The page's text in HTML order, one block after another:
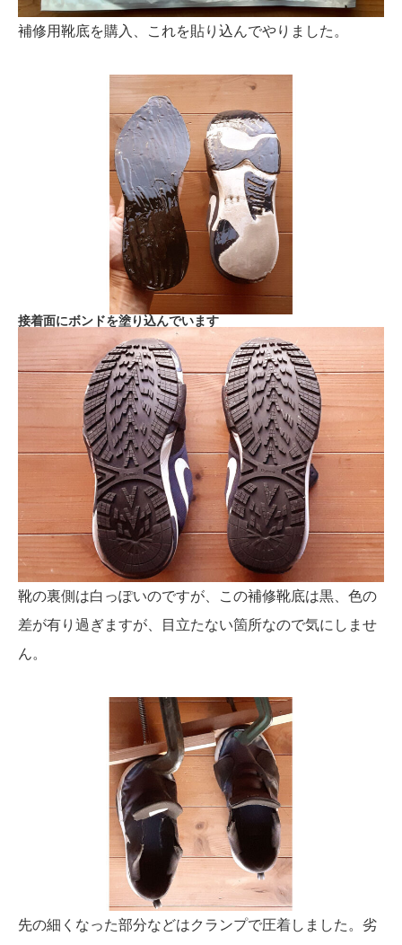
補修用靴底を購入、これを貼り込んでやりました。
接着面にボンドを塗り込んでいます
靴の裏側は白っぽいのですが、この補修靴底は黒、色の
差が有り過ぎますが、目立たない箇所なので気にしませ
ん。
先の細くなった部分などはクランプで圧着しました。劣